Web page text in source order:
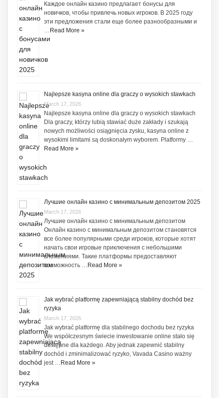
Каждое онлайн казино предлагает бонусы для
новичков, чтобы привлечь новых игроков. В 2025 году
эти предложения стали еще более разнообразными и
… Read More »
Najlepsze kasyna online dla graczy o wysokich stawkach
March 17, 2026
Najlepsze kasyna online dla graczy o wysokich stawkach
Dla graczy, którzy lubią stawiać duże zakłady i szukają
nowych możliwości osiągnięcia zysku, kasyna online z
wysokimi limitami są doskonałym wyborem. Platformy …
Read More »
Лучшие онлайн казино с минимальным депозитом 2025
March 17, 2026
Лучшие онлайн казино с минимальным депозитом
Онлайн казино с минимальным депозитом становятся
все более популярными среди игроков, которые хотят
начать свои игровые приключения с небольшими
вложениями. Такие платформы предоставляют
возможность … Read More »
Jak wybrać platformę zapewniającą stabilny dochód bez
ryzyka
March 17, 2026
Jak wybrać platformę dla stabilnego dochodu bez ryzyka
We współczesnym świecie inwestowanie online stało się
dostępne dla każdego. Aby jednak zapewnić stabilny
dochód i zminimalizować ryzyko, Vavada Casino ważny
jest … Read More »